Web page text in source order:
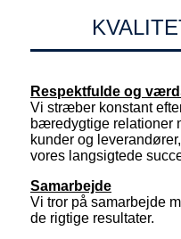
Respektfulde og
Vi stræber konstant
bæredygtige relationer
kunder og
vores langsigtede
Samarbejde
Vi tror på samarbejde
de rigtige resultater.